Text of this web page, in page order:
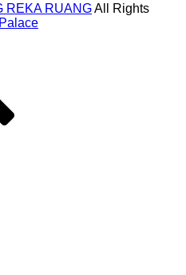
REKA RUANGAll Rights